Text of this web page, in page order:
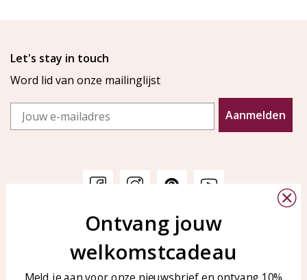
Let's stay in touch
Word lid van onze mailinglijst
Email
Aanmelden
Veelgestelde vragen
Sieraden onderhouden
KAYA Sieraden
Bellen of WhatsApp Ma-Vr
tussen 09:00-17:00
Ontvang jouw
welkomstcadeau
Meld je aan voor onze nieuwsbrief en ontvang 10%